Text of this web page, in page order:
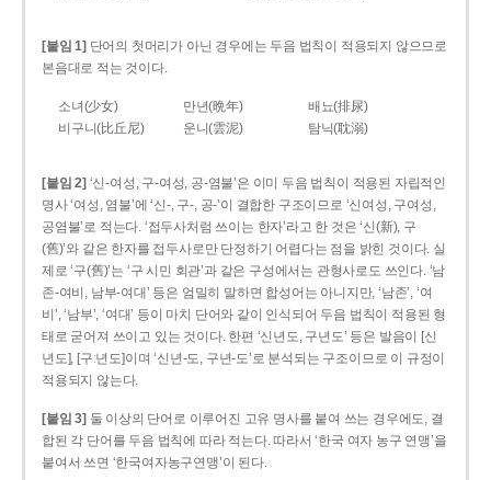
[붙임 1] 단어의 첫머리가 아닌 경우에는 두음 법칙이 적용되지 않으므로
본음대로 적는 것이다.
소녀(少女) 만년(晩年)
배뇨(排尿)
비구니(比丘尼)
운니(雲泥) 탐닉(耽溺)
[붙임 2] ‘신-여성, 구-여성, 공-염불’은 이미 두음 법칙이 적용된 자립적인
명사 ‘여성, 염불’에 ‘신-, 구-, 공-’이 결합한 구조이므로 ‘신여성, 구여성,
공염불’로 적는다. ‘접두사처럼 쓰이는 한자’라고 한 것은 ‘신(新), 구
(舊)’와 같은 한자를 접두사로만 단정하기 어렵다는 점을 밝힌 것이다. 실
제로 ‘구(舊)’는 ‘구 시민 회관’과 같은 구성에서는 관형사로도 쓰인다. ‘남
존­-여비, 남부-­여대’ 등은 엄밀히 말하면 합성어는 아니지만, ‘남존’, ‘여
비’, ‘남부’, ‘여대’ 등이 마치 단어와 같이 인식되어 두음 법칙이 적용된 형
태로 굳어져 쓰이고 있는 것이다. 한편 ‘신년도, 구년도’ 등은 발음이 [신
년도], [구ː년도]이며 ‘신년­-도, 구년-­도’로 분석되는 구조이므로 이 규정이
적용되지 않는다.
[붙임 3] 둘 이상의 단어로 이루어진 고유 명사를 붙여 쓰는 경우에도, 결
합된 각 단어를 두음 법칙에 따라 적는다. 따라서 ‘한국 여자 농구 연맹’을
붙여서 쓰면 ‘한국여자농구연맹’이 된다.